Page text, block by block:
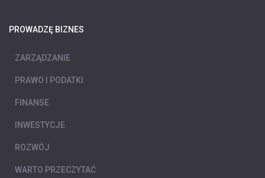
PROWADZĘ BIZNES
ZARZĄDZANIE
PRAWO I PODATKI
FINANSE
INWESTYCJE
ROZWÓJ
WARTO PRZECZYTAĆ